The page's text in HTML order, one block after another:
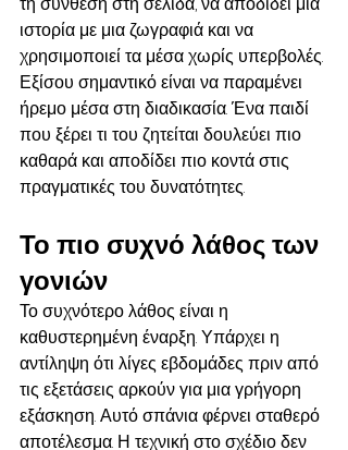
ιστορία με μια ζωγραφιά και να
χρησιμοποιεί τα μέσα χωρίς υπερβολές.
Εξίσου σημαντικό είναι να παραμένει
ήρεμο μέσα στη διαδικασία. Ένα παιδί
που ξέρει τι του ζητείται δουλεύει πιο
καθαρά και αποδίδει πιο κοντά στις
πραγματικές του δυνατότητες.
Το πιο συχνό λάθος των
γονιών
Το συχνότερο λάθος είναι η
καθυστερημένη έναρξη. Υπάρχει η
αντίληψη ότι λίγες εβδομάδες πριν από
τις εξετάσεις αρκούν για μια γρήγορη
εξάσκηση. Αυτό σπάνια φέρνει σταθερό
αποτέλεσμα. Η τεχνική στο σχέδιο δεν